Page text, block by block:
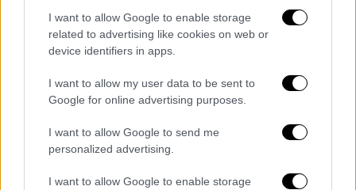
I want to allow Google to enable storage
related to advertising like cookies on web or
device identifiers in apps.
I want to allow my user data to be sent to
Google for online advertising purposes.
I want to allow Google to send me
personalized advertising.
I want to allow Google to enable storage
Ουκρανία και Ρωσία
Στα πρόθυρα πολέμου η Ανατολική
Ουκρανία: Εν αναμονή ευρείας
επίθεση από τη Ρωσία το ΝΑΤΟ -
Πούτιν: Το Κίεβο να αρνηθεί την